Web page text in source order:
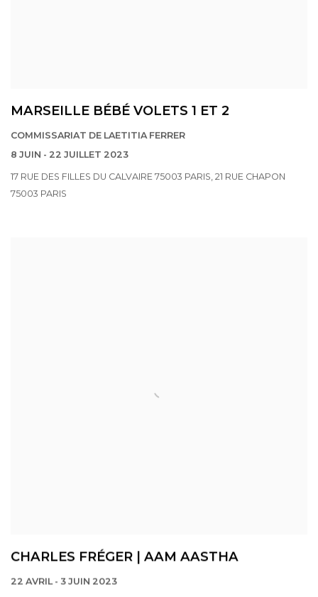
MARSEILLE BÉBÉ VOLETS 1 ET 2
COMMISSARIAT DE LAETITIA FERRER
8 JUIN - 22 JUILLET 2023
17 RUE DES FILLES DU CALVAIRE 75003 PARIS, 21 RUE CHAPON
75003 PARIS
CHARLES FRÉGER | AAM AASTHA
22 AVRIL - 3 JUIN 2023